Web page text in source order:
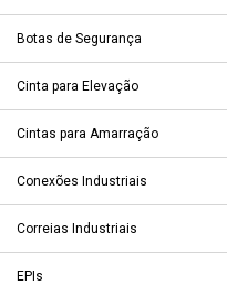
Botas de Segurança
Cinta para Elevação
Cintas para Amarração
Conexões Industriais
Correias Industriais
EPIs